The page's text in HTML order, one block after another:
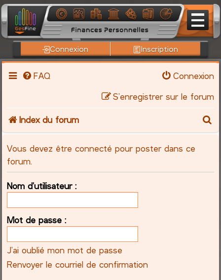
Connexion Inscription
FAQ
Connexion
S’enregistrer sur le forum
Index du forum
Vous devez être connecté pour poster dans ce
forum.
Nom d’utilisateur :
Mot de passe :
J’ai oublié mon mot de passe
Renvoyer le courriel de confirmation